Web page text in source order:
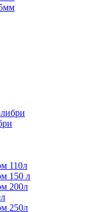
110л
150 л
200л
250л